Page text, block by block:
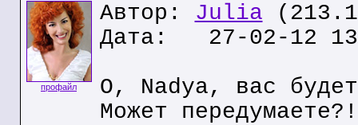
профайл
Автор: Julia
Дата: 27-02-12
О, Nadya, вас
Может передумаете?!